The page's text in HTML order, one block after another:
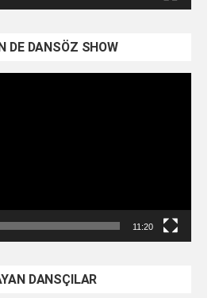
DE DANSÖZ SHOW
11:20
DANSÇILAR